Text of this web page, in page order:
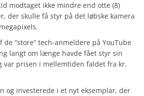
modtaget ikke mindre end otte (8)
der skulle få styr på det løbske kamera
“store” tech-anmeldere på YouTube
langt om længe havde fået styr sin
var prisen i mellemtiden faldet fra kr.
og investerede i et nyt eksemplar, der